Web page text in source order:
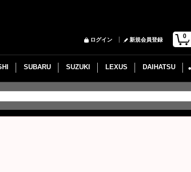
0
ログイン 新規会員登録
SUBARU SUZUKI LEXUS DAIHATSU